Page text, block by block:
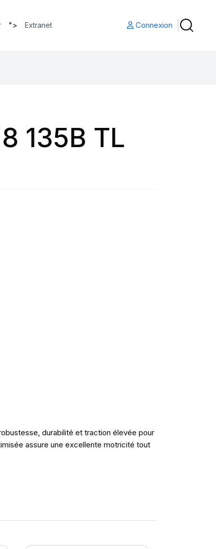
"> Extranet Connexion
135B TL
durabilité et traction élevée pour
assure une excellente motricité tout